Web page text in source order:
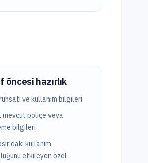
öncesi hazırlık
ve kullanım bilgileri
mevcut poliçe veya
bilgileri
kullanım
etkileyen özel